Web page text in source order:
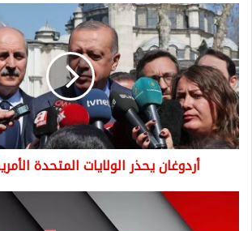
أردوغان
يحذر
الولايات
المتحدة
الأمريكية
وأوروبا
أردوغان يحذر الولايات المتحدة